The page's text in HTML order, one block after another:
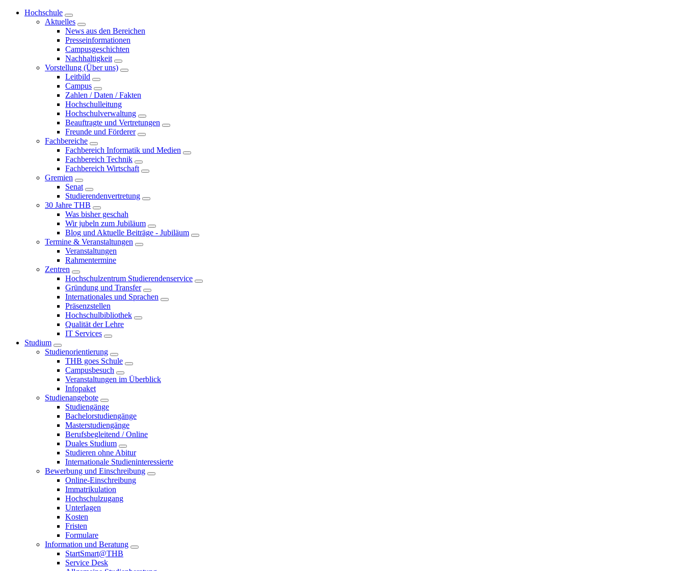
Hochschule
Aktuelles
News aus den Bereichen
Presseinformationen
Campusgeschichten
Nachhaltigkeit
Vorstellung (Über uns)
Leitbild
Campus
Zahlen / Daten / Fakten
Hochschulleitung
Hochschulverwaltung
Beauftragte und Vertretungen
Freunde und Förderer
Fachbereiche
Fachbereich Informatik und Medien
Fachbereich Technik
Fachbereich Wirtschaft
Gremien
Senat
Studierendenvertretung
30 Jahre THB
Was bisher geschah
Wir jubeln zum Jubiläum
Blog und Aktuelle Beiträge - Jubiläum
Termine & Veranstaltungen
Veranstaltungen
Rahmentermine
Zentren
Hochschulzentrum Studierendenservice
Gründung und Transfer
Internationales und Sprachen
Präsenzstellen
Hochschulbibliothek
Qualität der Lehre
IT Services
Studium
Studienorientierung
THB goes Schule
Campusbesuch
Veranstaltungen im Überblick
Infopaket
Studienangebote
Studiengänge
Bachelorstudiengänge
Masterstudiengänge
Berufsbegleitend / Online
Duales Studium
Studieren ohne Abitur
Internationale Studieninteressierte
Bewerbung und Einschreibung
Online-Einschreibung
Immatrikulation
Hochschulzugang
Unterlagen
Kosten
Fristen
Formulare
Information und Beratung
StartSmart@THB
Service Desk